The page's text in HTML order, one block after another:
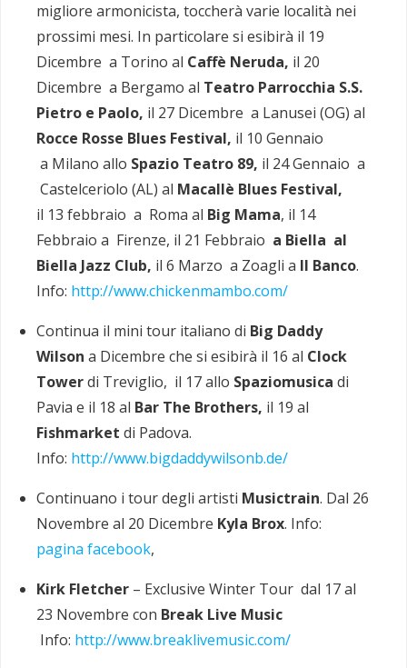
migliore armonicista, toccherà varie località nei
prossimi mesi. In particolare si esibirà il 19
Dicembre a Torino al Caffè Neruda, il 20
Dicembre a Bergamo al Teatro Parrocchia S.S.
Pietro e Paolo, il 27 Dicembre a Lanusei (OG) al
Rocce Rosse Blues Festival, il 10 Gennaio
a Milano allo Spazio Teatro 89, il 24 Gennaio a
Castelceriolo (AL) al Macallè Blues Festival,
il 13 febbraio a Roma al Big Mama, il 14
Febbraio a Firenze, il 21 Febbraio a Biella al
Biella Jazz Club, il 6 Marzo a Zoagli a Il Banco.
Info: http://www.chickenmambo.com/
Continua il mini tour italiano di Big Daddy
Wilson a Dicembre che si esibirà il 16 al Clock
Towerdi Treviglio, il 17 allo Spaziomusica di
Pavia e il 18 al Bar The Brothers, il 19 al
Fishmarket di Padova.
Info: http://www.bigdaddywilsonb.de/
Continuano i tour degli artisti Musictrain. Dal 26
Novembre al 20 Dicembre Kyla Brox. Info:
pagina facebook,
Kirk Fletcher – Exclusive Winter Tour dal 17 al
23 Novembre con Break Live Music
Info: http://www.breaklivemusic.com/